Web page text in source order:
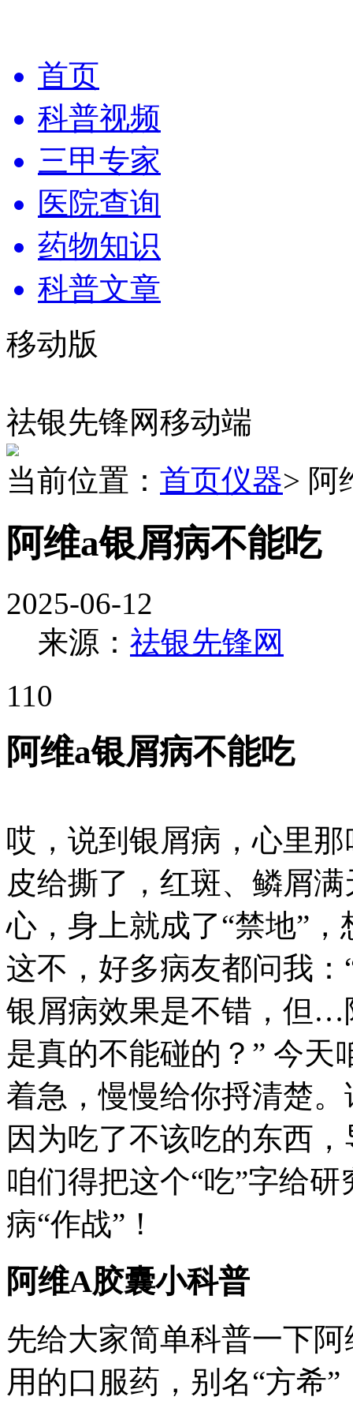
首页
科普视频
三甲专家
医院查询
药物知识
科普文章
移动版
祛银先锋网移动端
当前位置： 首页仪器> 阿
阿维a银屑病不能吃
2025-06-12
来源： 祛银先锋网
110
阿维a银屑病不能吃
哎，说到银屑病，心里
皮给撕了，红斑、鳞屑
心，身上就成了“禁地”
这不，好多病友都问我
银屑病效果是不错，但…
是真的不能碰的？” 今天
着急，慢慢给你捋清楚
因为吃了不该吃的东西
咱们得把这个“吃”字给
病“作战”！
阿维A胶囊小科普
先给大家简单科普一下
用的口服药，别名“方希